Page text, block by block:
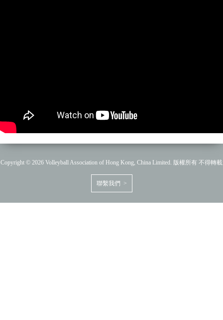
Copyright © 2026 Volleyball Association of Hong Kong, China Limited. 版權所有 不得轉載
聯繫我們 >